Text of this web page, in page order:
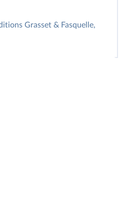
Grasset & Fasquelle,